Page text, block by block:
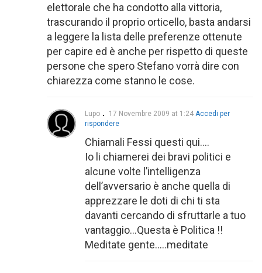
elettorale che ha condotto alla vittoria,
trascurando il proprio orticello, basta andarsi
a leggere la lista delle preferenze ottenute
per capire ed è anche per rispetto di queste
persone che spero Stefano vorrà dire con
chiarezza come stanno le cose.
Lupo 17 Novembre 2009 at 1:24 Accedi per
rispondere
Chiamali Fessi questi qui….
Io li chiamerei dei bravi politici e
alcune volte l’intelligenza
dell’avversario è anche quella di
apprezzare le doti di chi ti sta
davanti cercando di sfruttarle a tuo
vantaggio…Questa è Politica !!
Meditate gente…..meditate